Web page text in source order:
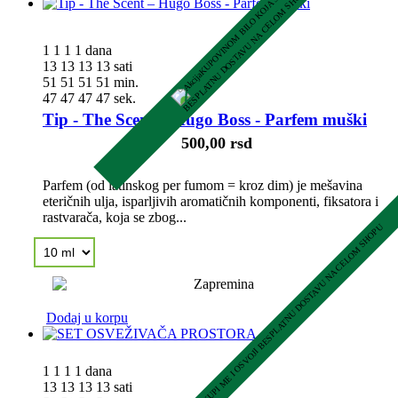
A
U
1 1 1 1 dana
13 13 13 13 sati
51 51 51 51 min.
46 46 46 46 sek.
Tip - The Scent – Hugo Boss - Parfem muški
500,00 rsd
Parfem (od latinskog per fumom = kroz dim) je mešavina
eteričnih ulja, isparljivih aromatičnih komponenti, fiksatora i
rastvarača, koja se zbog...
Dodaj u korpu KUPI ME I OSVOJI BESPLATNU DOSTAVU NA CELOM SHOPU
1 1 1 1 dana
13 13 13 13 sati